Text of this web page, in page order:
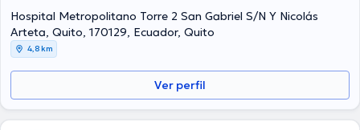
Hospital Metropolitano Torre 2 San Gabriel S/N Y Nicolás
Arteta, Quito, 170129, Ecuador, Quito
4,8 km
Ver perfil